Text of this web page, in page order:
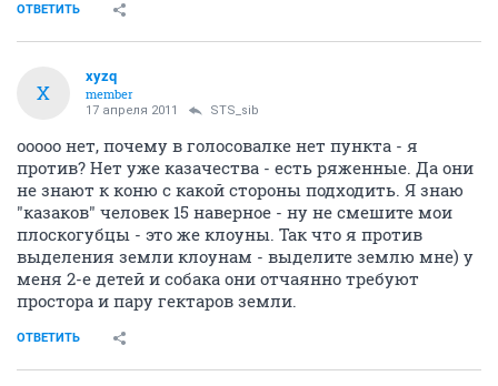
ОТВЕТИТЬ
X
xyzq
member
17 апреля 2011 STS_sib
ооооо нет, почему в голосовалке нет пункта - я
против? Нет уже казачества - есть ряженные. Да они
не знают к коню с какой стороны подходить. Я знаю
"казаков" человек 15 наверное - ну не смешите мои
плоскогубцы - это же клоуны. Так что я против
выделения земли клоунам - выделите землю мне) у
меня 2-е детей и собака они отчаянно требуют
простора и пару гектаров земли.
ОТВЕТИТЬ